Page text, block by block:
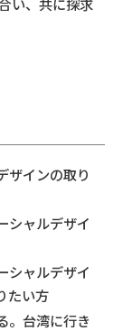
い、共に探求
ザインの取り
シャルデザイ
シャルデザイ
たい方
。台湾に行き